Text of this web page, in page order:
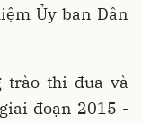
Ủy ban Dân
trào thi đua và
đoạn 2015 -